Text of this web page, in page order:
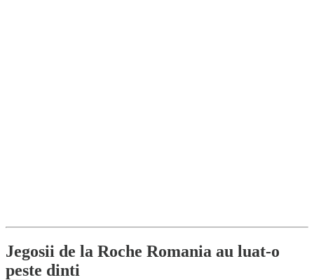
Jegosii de la Roche Romania au luat-o
peste dinti